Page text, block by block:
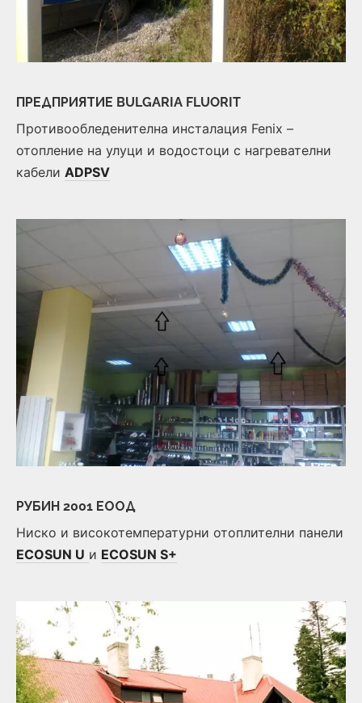
ПРЕДПРИЯТИЕ BULGARIA FLUORIT
Противообледенителна инсталация Fenix –
отопление на улуци и водостоци с нагревателни
кабели ADPSV
РУБИН 2001 ЕООД
Ниско и високотемпературни отоплителни панели
ECOSUN U и ECOSUN S+